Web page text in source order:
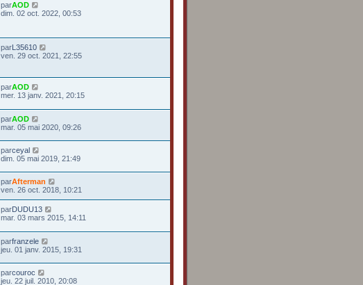
parAOD
dim. 02 oct. 2022, 00:53
parL35610
ven. 29 oct. 2021, 22:55
parAOD
mer. 13 janv. 2021, 20:15
parAOD
mar. 05 mai 2020, 09:26
parceyal
dim. 05 mai 2019, 21:49
parAfterman
ven. 26 oct. 2018, 10:21
parDUDU13
mar. 03 mars 2015, 14:11
parfranzele
jeu. 01 janv. 2015, 19:31
parcouroc
jeu. 22 juil. 2010, 20:08